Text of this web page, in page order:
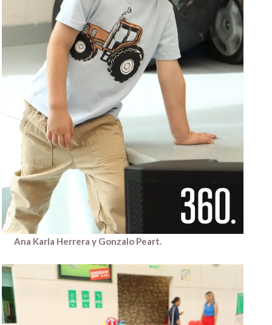
Ana Karla Herrera y Gonzalo Peart.